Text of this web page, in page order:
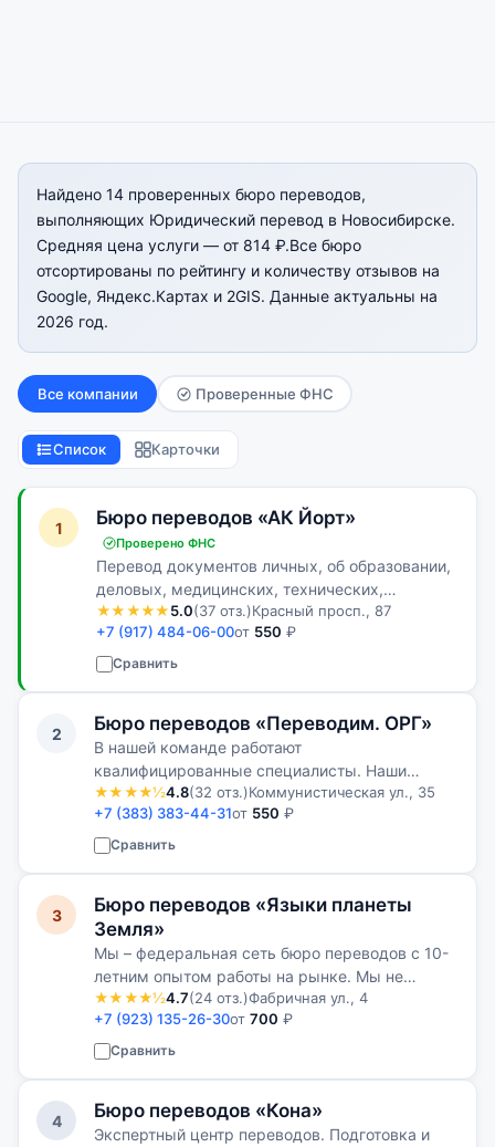
Найдено 14 проверенных бюро переводов,
выполняющих Юридический перевод в Новосибирске.
Средняя цена услуги — от 814 ₽.Все бюро
отсортированы по рейтингу и количеству отзывов на
Google, Яндекс.Картах и 2GIS. Данные актуальны на
2026 год.
Все компании Проверенные ФНС
Список Карточки
1 Бюро переводов «АК Йорт»
Проверено ФНС
Перевод документов личных, об образовании,
деловых, медицинских, технических,
судебных, нотариальных, финансовых,
юридических и др.
★★★★★5.0(37 отз.)Красный просп., 87
+7 (917) 484-06-00от 550 ₽
Сравнить
2 Бюро переводов «Переводим. ОРГ»
В нашей команде работают
квалифицированные специалисты. Наши
клиенты всегда остаются довольными
качеством нашей работы
★★★★½4.8(32 отз.)Коммунистическая ул., 35
+7 (383) 383-44-31от 550 ₽
Сравнить
3
Бюро переводов «Языки планеты
Земля»
Мы – федеральная сеть бюро переводов с 10-
летним опытом работы на рынке. Мы не
просто переводим, а находим индивидуальный
подход к каждому клиенту.
★★★★½4.7(24 отз.)Фабричная ул., 4
+7 (923) 135-26-30от 700 ₽
Сравнить
4 Бюро переводов «Кона»
Экспертный центр переводов. Подготовка и